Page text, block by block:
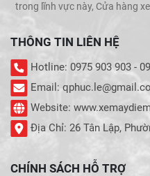
trong lĩnh vực này, Cửa hàng
khi muốn
THÔNG TIN LIÊN HỆ
Hotline: 0975 903 903 -
Email:
Website:
Địa Chỉ: 26 Tân Lập,
CHÍNH SÁCH HỖ TRỢ